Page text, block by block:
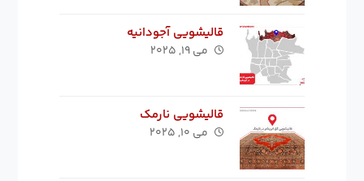
قالیشویی آجودانیه
می ۱۹, ۲۰۲۵
قالیشویی نارمک
می ۱۰, ۲۰۲۵